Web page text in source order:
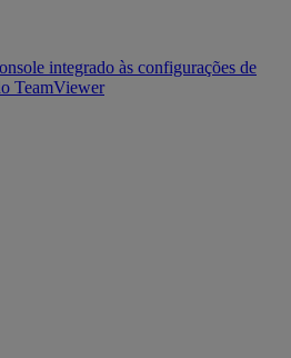
integrado às configurações de
TeamViewer